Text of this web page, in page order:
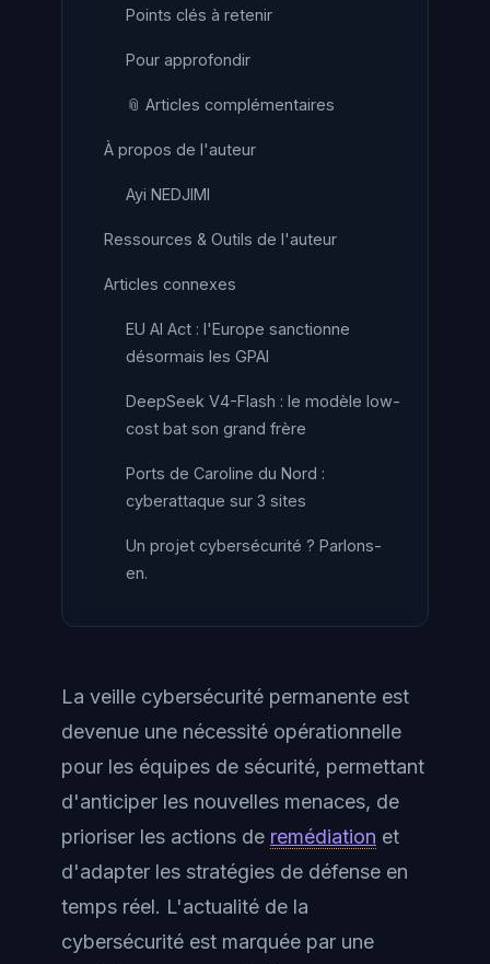
Points clés à retenir
Pour approfondir
📎 Articles complémentaires
À propos de l'auteur
Ayi NEDJIMI
Ressources & Outils de l'auteur
Articles connexes
EU AI Act : l'Europe sanctionne
désormais les GPAI
DeepSeek V4-Flash : le modèle low-
cost bat son grand frère
Ports de Caroline du Nord :
cyberattaque sur 3 sites
Un projet cybersécurité ? Parlons-
en.
La veille cybersécurité permanente est
devenue une nécessité opérationnelle
pour les équipes de sécurité, permettant
d'anticiper les nouvelles menaces, de
prioriser les actions de remédiation et
d'adapter les stratégies de défense en
temps réel. L'actualité de la
cybersécurité est marquée par une